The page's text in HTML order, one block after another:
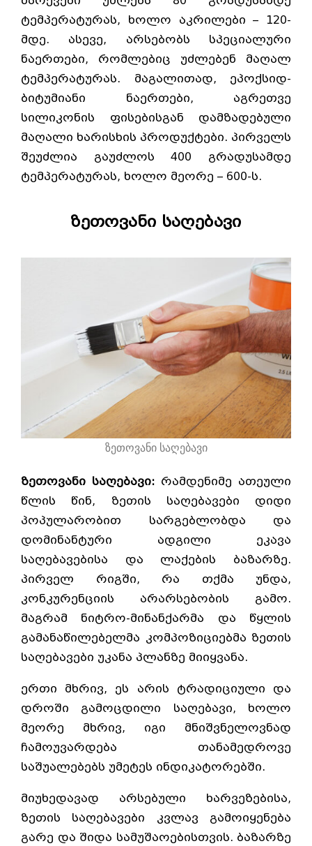
ტემპერატურას, ხოლო აკრილები – 120-
მდე. ასევე, არსებობს სპეციალური
ნაერთები, რომლებიც უძლებენ მაღალ
ტემპერატურას. მაგალითად, ეპოქსიდ-
ბიტუმიანი ნაერთები, აგრეთვე
სილიკონის ფისებისგან დამზადებული
მაღალი ხარისხის პროდუქტები. პირველს
შეუძლია გაუძლოს 400 გრადუსამდე
ტემპერატურას, ხოლო მეორე – 600-ს.
ზეთოვანი საღებავი
ზეთოვანი საღებავი
ზეთოვანი საღებავი: რამდენიმე ათეული
წლის წინ, ზეთის საღებავები დიდი
პოპულარობით სარგებლობდა და
დომინანტური ადგილი ეკავა
საღებავებისა და ლაქების ბაზარზე.
პირველ რიგში, რა თქმა უნდა,
კონკურენციის არარსებობის გამო.
მაგრამ ნიტრო-მინანქარმა და წყლის
გამანაწილებელმა კომპოზიციებმა ზეთის
საღებავები უკანა პლანზე მიიყვანა.
ერთი მხრივ, ეს არის ტრადიციული და
დროში გამოცდილი საღებავი, ხოლო
მეორე მხრივ, იგი მნიშვნელოვნად
ჩამოუვარდება თანამედროვე
საშუალებებს უმეტეს ინდიკატორებში.
მიუხედავად არსებული ხარვეზებისა,
ზეთის საღებავები კვლავ გამოიყენება
გარე და შიდა სამუშაოებისთვის. ბაზარზე